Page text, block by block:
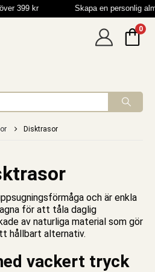
399 kr Skapa en personlig
0
Disktrasor
och är enkla
för att tåla daglig
av naturliga material som gör
hållbart alternativ.
vackert tryck